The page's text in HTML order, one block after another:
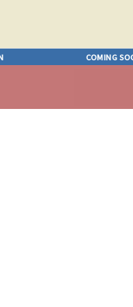
COMING SOON